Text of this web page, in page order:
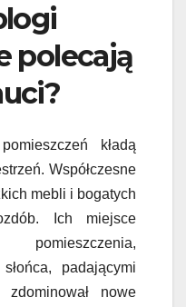
polecają
kładą
Współczesne
mebli i bogatych
Ich miejsce
pomieszczenia,
padającymi
nowe